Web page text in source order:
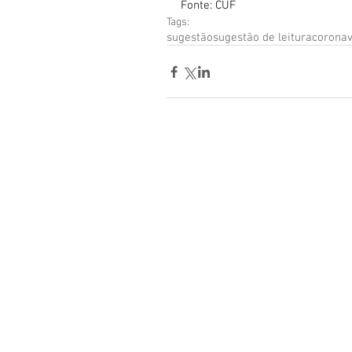
Fonte: CUF
Tags:
sugestãosugestão de leitura